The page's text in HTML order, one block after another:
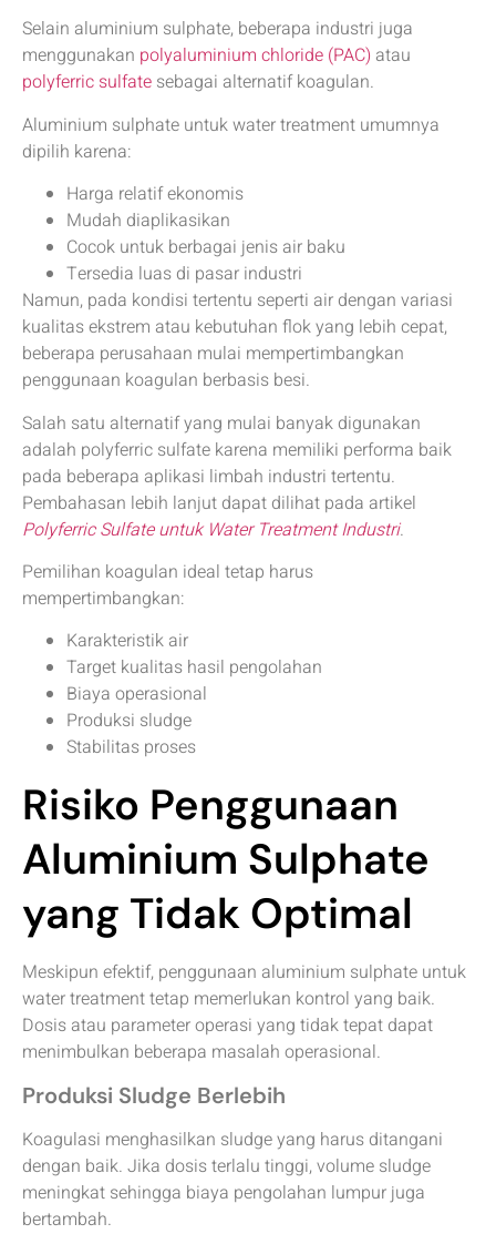
Selain aluminium sulphate, beberapa industri juga
menggunakan polyaluminium chloride (PAC) atau
polyferric sulfate sebagai alternatif koagulan.
Aluminium sulphate untuk water treatment umumnya
dipilih karena:
Harga relatif ekonomis
Mudah diaplikasikan
Cocok untuk berbagai jenis air baku
Tersedia luas di pasar industri
Namun, pada kondisi tertentu seperti air dengan variasi
kualitas ekstrem atau kebutuhan flok yang lebih cepat,
beberapa perusahaan mulai mempertimbangkan
penggunaan koagulan berbasis besi.
Salah satu alternatif yang mulai banyak digunakan
adalah polyferric sulfate karena memiliki performa baik
pada beberapa aplikasi limbah industri tertentu.
Pembahasan lebih lanjut dapat dilihat pada artikel
Polyferric Sulfate untuk Water Treatment Industri.
Pemilihan koagulan ideal tetap harus
mempertimbangkan:
Karakteristik air
Target kualitas hasil pengolahan
Biaya operasional
Produksi sludge
Stabilitas proses
Risiko Penggunaan
Aluminium Sulphate
yang Tidak Optimal
Meskipun efektif, penggunaan aluminium sulphate untuk
water treatment tetap memerlukan kontrol yang baik.
Dosis atau parameter operasi yang tidak tepat dapat
menimbulkan beberapa masalah operasional.
Produksi Sludge Berlebih
Koagulasi menghasilkan sludge yang harus ditangani
dengan baik. Jika dosis terlalu tinggi, volume sludge
meningkat sehingga biaya pengolahan lumpur juga
bertambah.